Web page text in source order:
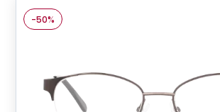
-50%